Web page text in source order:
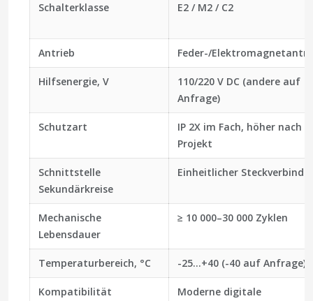
Schalterklasse E2 / M2 / C2
Antrieb Feder-/
Hilfsenergie, V
110/220 V DC (andere auf
Anfrage)
Schutzart
IP 2X im Fach, höher nach
Projekt
Schnittstelle
Sekundärkreise
Einheitlicher Steckverbinder
Mechanische
Lebensdauer
≥ 10 000–30 000 Zyklen
Temperaturbereich, °C -25…+40 (-40 auf Anfrage)
Kompatibilität
Moderne digitale